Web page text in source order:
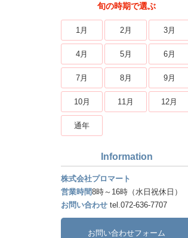
旬の時期で選ぶ
1月 2月 3月
4月 5月 6月
7月 8月 9月
10月 11月 12月
通年
Information
株式会社プロマート
営業時間8時～16時（水日祝休日）
お問い合わせ tel.072-636-7707
お問い合わせフォーム